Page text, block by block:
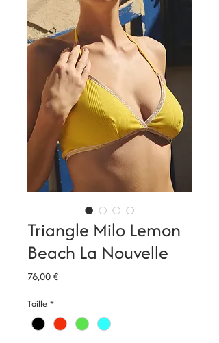
Triangle Milo Lemon
Beach La Nouvelle
76,00 €Prix
Taille *